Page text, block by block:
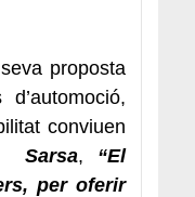
proposta
conviuen
Sarsa, “El
per oferir